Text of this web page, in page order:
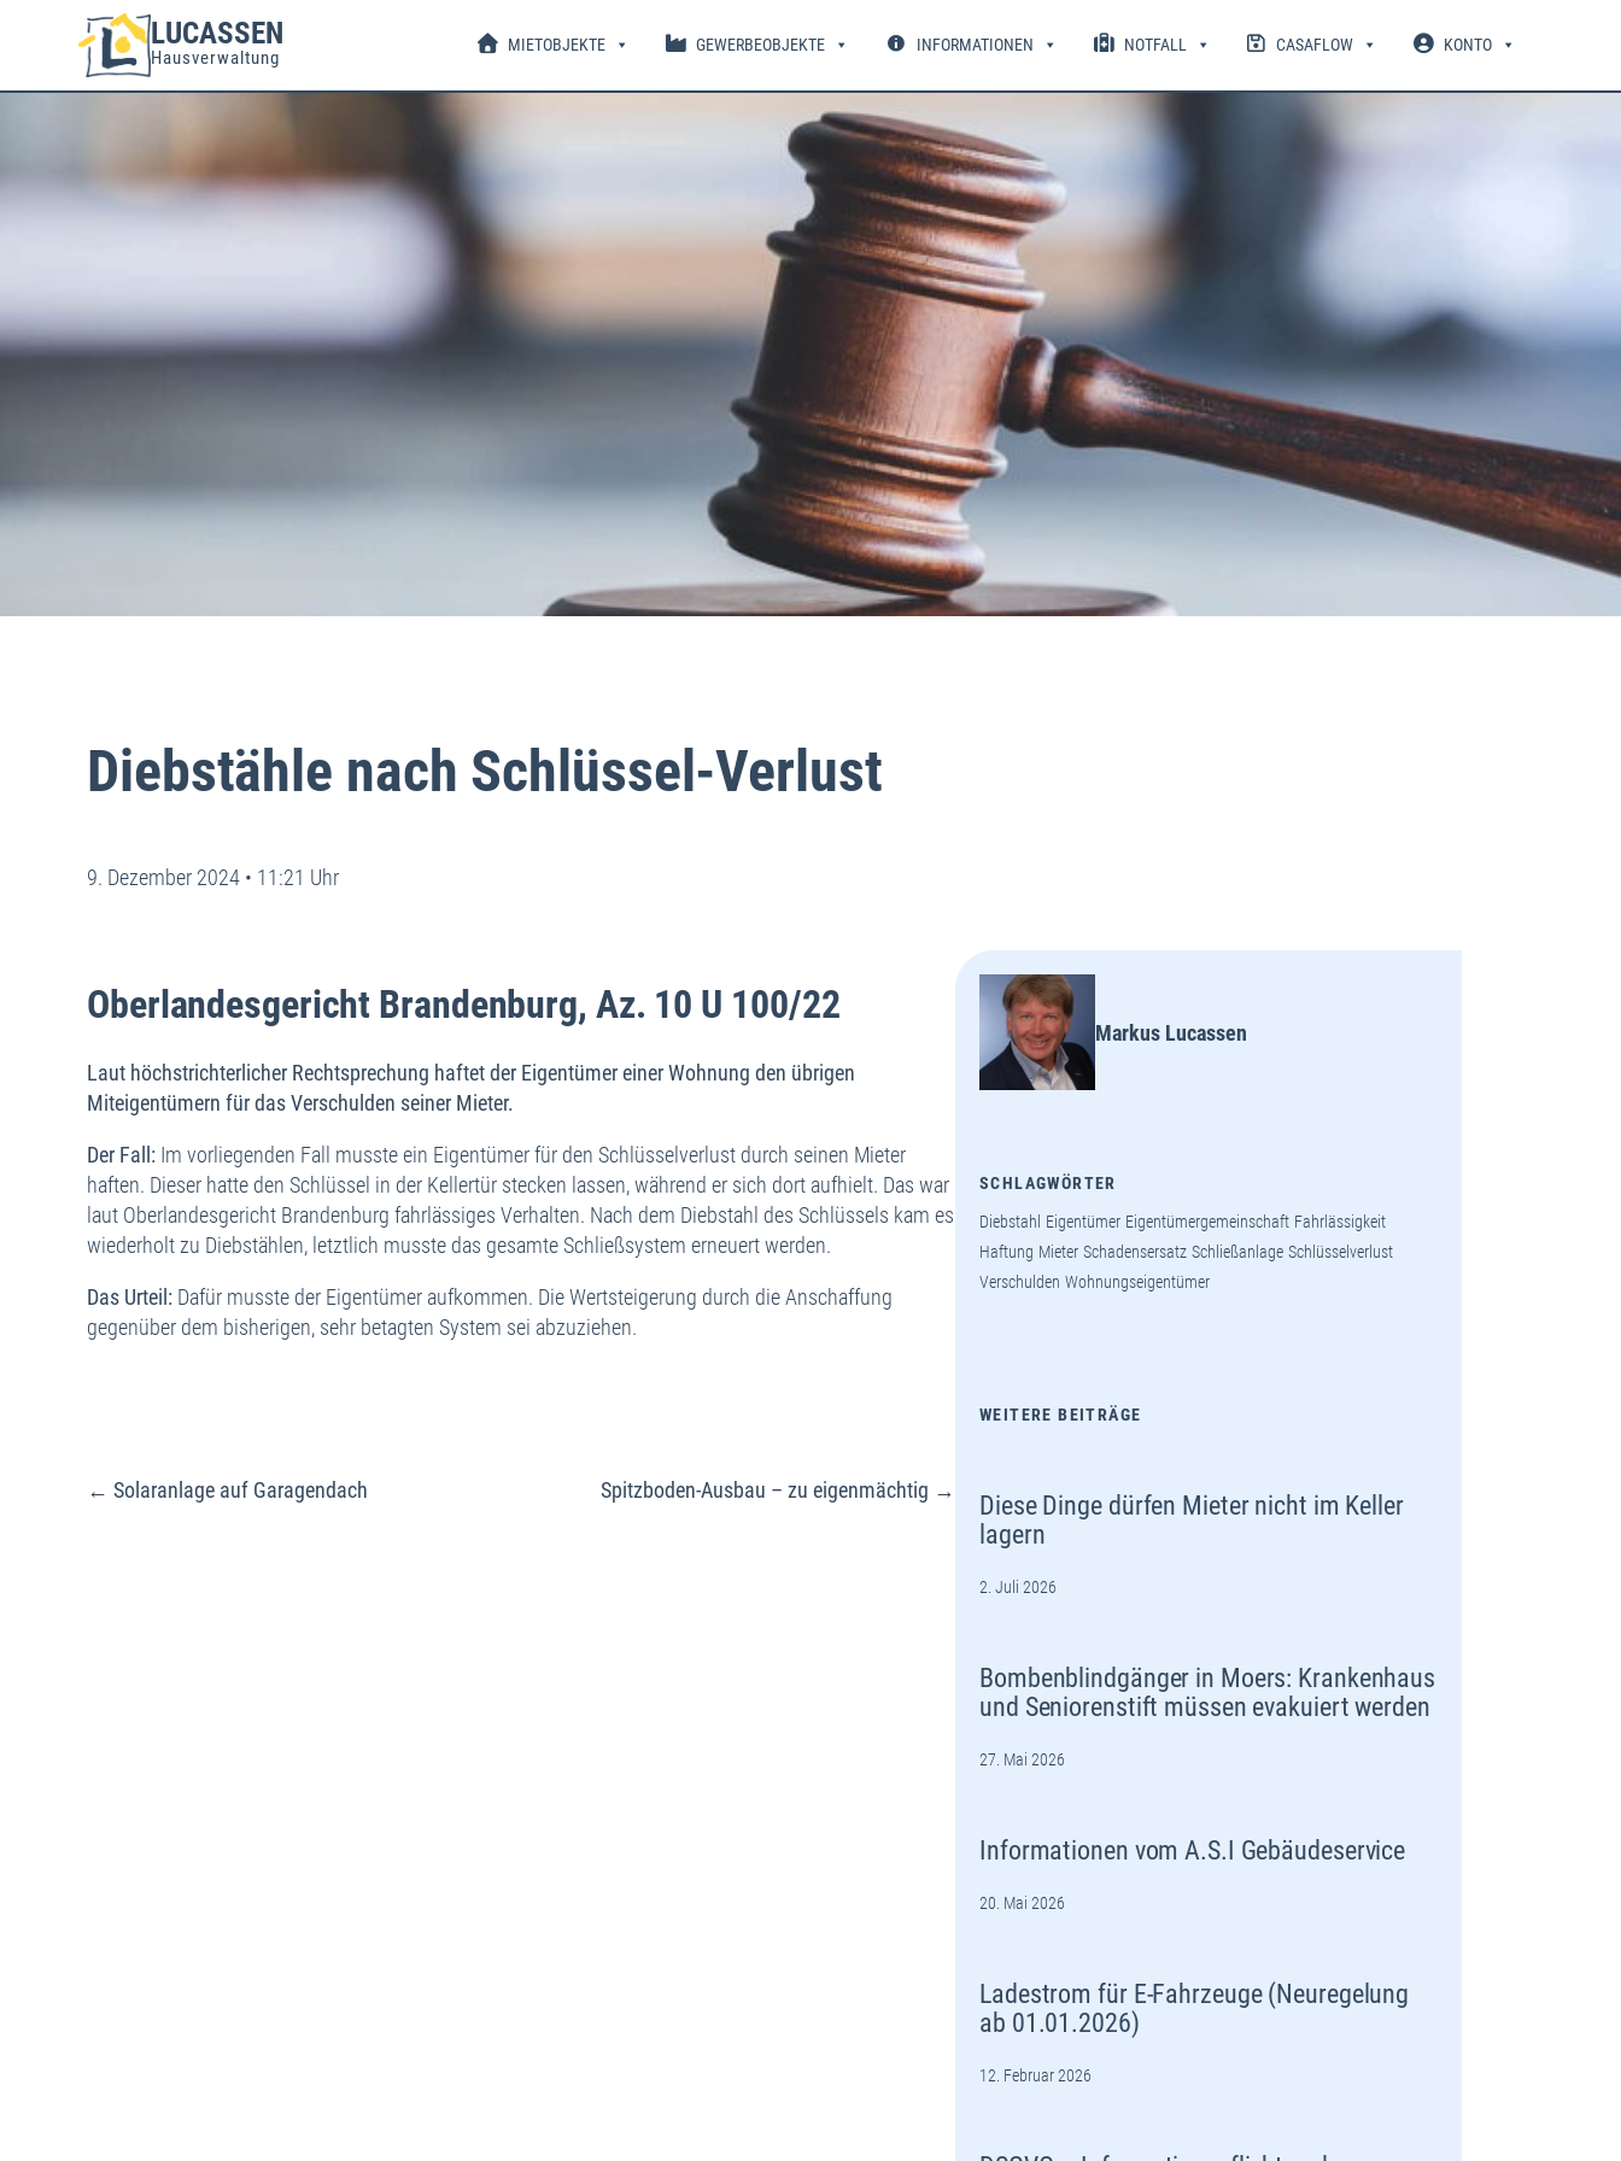
LUCASSEN
Hausverwaltung
MIETOBJEKTE GEWERBEOBJEKTE INFORMATIONEN NOTFALL CASAFLOW KONTO
Diebstähle nach Schlüssel-Verlust
9. Dezember 2024 • 11:21 Uhr
Oberlandesgericht Brandenburg, Az. 10 U 100/22
Laut höchstrichterlicher Rechtsprechung haftet der Eigentümer einer Wohnung den übrigen
Miteigentümern für das Verschulden seiner Mieter.
Der Fall: Im vorliegenden Fall musste ein Eigentümer für den Schlüsselverlust durch seinen Mieter
haften. Dieser hatte den Schlüssel in der Kellertür stecken lassen, während er sich dort aufhielt. Das war
laut Oberlandesgericht Brandenburg fahrlässiges Verhalten. Nach dem Diebstahl des Schlüssels kam es
wiederholt zu Diebstählen, letztlich musste das gesamte Schließsystem erneuert werden.
Das Urteil: Dafür musste der Eigentümer aufkommen. Die Wertsteigerung durch die Anschaffung
gegenüber dem bisherigen, sehr betagten System sei abzuziehen.
Beitragsnavigation
← Solaranlage auf Garagendach Spitzboden-Ausbau – zu eigenmächtig →
Markus Lucassen
SCHLAGWÖRTER
Diebstahl Eigentümer Eigentümergemeinschaft Fahrlässigkeit
Haftung Mieter Schadensersatz Schließanlage Schlüsselverlust
Verschulden Wohnungseigentümer
WEITERE BEITRÄGE
Diese Dinge dürfen Mieter nicht im Keller
lagern
2. Juli 2026
Bombenblindgänger in Moers: Krankenhaus
und Seniorenstift müssen evakuiert werden
27. Mai 2026
Informationen vom A.S.I Gebäudeservice
20. Mai 2026
Ladestrom für E-Fahrzeuge (Neuregelung
ab 01.01.2026)
12. Februar 2026